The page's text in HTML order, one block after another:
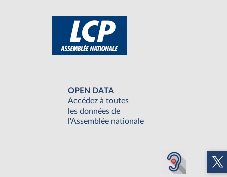
OPEN DATA
Accédez à toutes
les données de
l'Assemblée nationale